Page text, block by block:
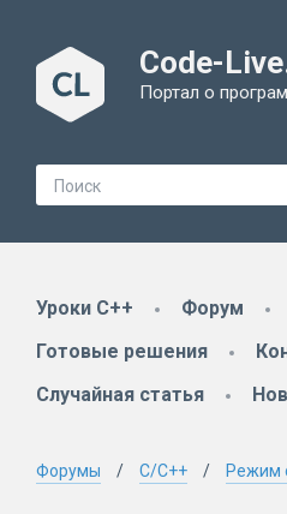
Code-
Портал о
Уроки C++
Форум
Готовые решения
Случайная статья
Форумы C/C++ Режим